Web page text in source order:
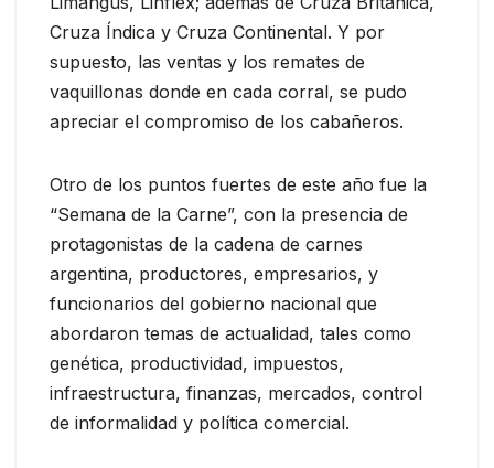
Cruza Índica y Cruza Continental. Y por
supuesto, las ventas y los remates de
vaquillonas donde en cada corral, se pudo
apreciar el compromiso de los cabañeros.
Otro de los puntos fuertes de este año fue la
“Semana de la Carne”, con la presencia de
protagonistas de la cadena de carnes
argentina, productores, empresarios, y
funcionarios del gobierno nacional que
abordaron temas de actualidad, tales como
genética, productividad, impuestos,
infraestructura, finanzas, mercados, control
de informalidad y política comercial.